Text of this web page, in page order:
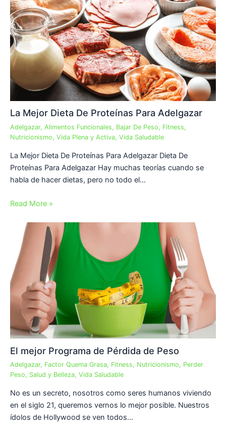
La Mejor Dieta De Proteínas Para Adelgazar
Adelgazar, Alimentos Funcionales, Bajar De Peso, Fitness,
Nutricionismo, Vida Plena y Activa, Vida Saludable
La Mejor Dieta De Proteínas Para Adelgazar Dieta De
Proteínas Para Adelgazar Hay muchas teorías cuando se
habla de hacer dietas, pero no todo el…
Read More »
El mejor Programa de Pérdida de Peso
Adelgazar, Factor Quema Grasa, Fitness, Nutricionismo, Perder
Peso, Salud y Belleza, Vida Saludable
No es un secreto, nosotros como seres humanos viviendo
en el siglo 21, queremos vernos lo mejor posible. Nuestros
ídolos de Hollywood se ven todos…